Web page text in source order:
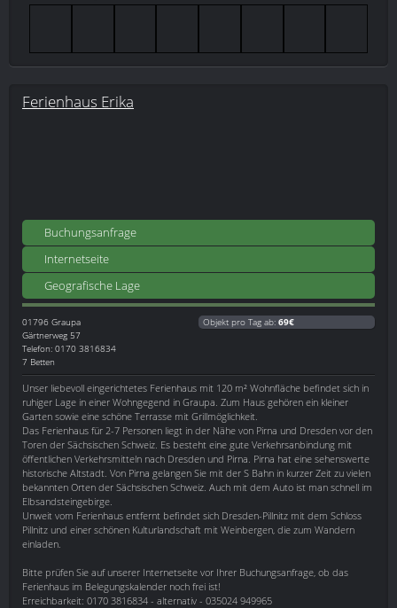
Ferienhaus Erika
Buchungsanfrage
Internetseite
Geografische Lage
01796 Graupa
Gärtnerweg 57
Telefon: 0170 3816834
7 Betten
Objekt pro Tag ab: 69€
Unser liebevoll eingerichtetes Ferienhaus mit 120 m² Wohnfläche befindet sich in
ruhiger Lage in einer Wohngegend in Graupa. Zum Haus gehören ein kleiner
Garten sowie eine schöne Terrasse mit Grillmöglichkeit.
Das Ferienhaus für 2-7 Personen liegt in der Nähe von Pirna und Dresden vor den
Toren der Sächsischen Schweiz. Es besteht eine gute Verkehrsanbindung mit
öffentlichen Verkehrsmitteln nach Dresden und Pirna. Pirna hat eine sehenswerte
historische Altstadt. Von Pirna gelangen Sie mit der S Bahn in kurzer Zeit zu vielen
bekannten Orten der Sächsischen Schweiz. Auch mit dem Auto ist man schnell im
Elbsandsteingebirge.
Unweit vom Ferienhaus entfernt befindet sich Dresden-Pillnitz mit dem Schloss
Pillnitz und einer schönen Kulturlandschaft mit Weinbergen, die zum Wandern
einladen.
Bitte prüfen Sie auf unserer Internetseite vor Ihrer Buchungsanfrage, ob das
Ferienhaus im Belegungskalender noch frei ist!
Erreichbarkeit: 0170 3816834 - alternativ - 035024 949965